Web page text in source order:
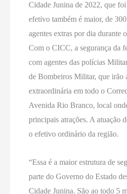
Cidade Junina de 2022, que
efetivo também é maior, de
agentes extras por dia durante
Com o CICC, a segurança da
com agentes das polícias
de Bombeiros Militar, que irão
extraordinária em todo o
Avenida Rio Branco, local
principais atrações. A atuação
o efetivo ordinário da região.
“Essa é a maior estrutura de
parte do Governo do Estado
Cidade Junina. São ao todo 5